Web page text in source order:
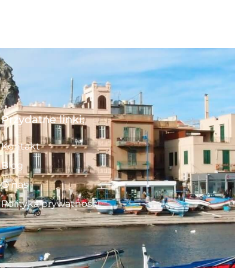
Przydatne linki:
Kontakt
Blog
O nas
Polityka prywatności